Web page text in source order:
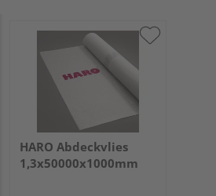
HARO Abdeckvlies
1,3x50000x1000mm